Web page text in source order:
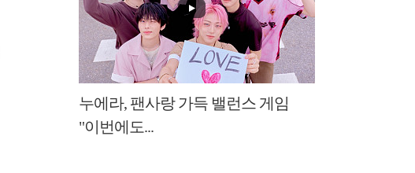
누에라, 팬사랑 가득 밸런스 게임
"이번에도...